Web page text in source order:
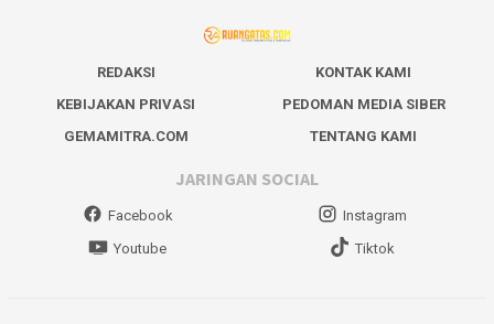
REDAKSI
KONTAK KAMI
KEBIJAKAN PRIVASI
PEDOMAN MEDIA SIBER
GEMAMITRA.COM
TENTANG KAMI
JARINGAN SOCIAL
Facebook
Instagram
Youtube
Tiktok